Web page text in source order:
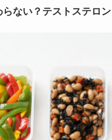
ない？テストステロ